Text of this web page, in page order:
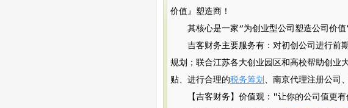
价值』塑造商！
其核心是一家“为创业型公司塑造公司价
吉客财务主要服务有：对初创公司进行前
规划；联合江苏各大创业园区和高校帮助创业
贴、进行合理的税务筹划 、南京代理注册公司
【吉客财务】价值观："让你的公司值更有